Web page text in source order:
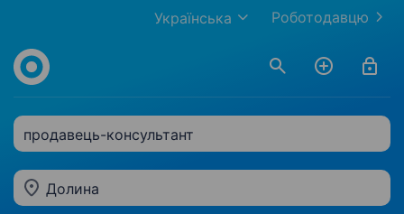
Роботодавцю
Українська
продавець-консультант
Долина